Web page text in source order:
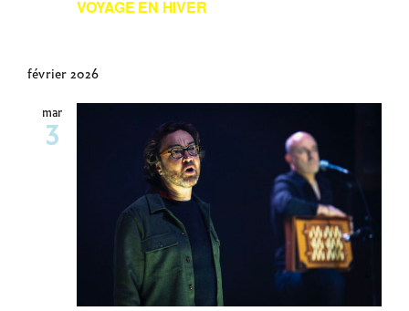
VOYAGE EN HIVER
février 2026
mar
3